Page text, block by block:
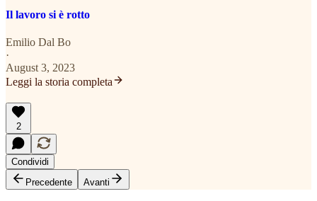
Il lavoro si è rotto
Emilio Dal Bo
·
August 3, 2023
Leggi la storia completa
2
Condividi
Precedente
Avanti